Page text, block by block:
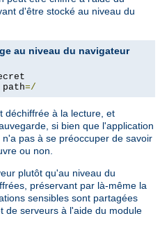
d'être stocké au niveau du
au niveau du navigateur
=/
déchiffrée à la lecture, et
si bien que l'application
pas à se préoccuper de savoir
ou non.
plutôt qu'au niveau du
préservant par là-même la
sensibles sont partagées
de serveurs à l'aide du module